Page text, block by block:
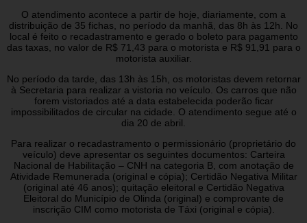
O atendimento acontece a partir de hoje, diariamente, com a
distribuição de 35 fichas, no período da manhã, das 8h às 12h. No
local é feito o recadastramento e gerado o boleto para pagamento
das taxas, no valor de R$ 71,43 para o motorista e R$ 91,91 para o
motorista auxiliar.
No período da tarde, das 13h às 15h, os motoristas devem retornar
à Secretaria para realizar a vistoria no veículo. Os carros que não
forem vistoriados até a data estabelecida poderão ficar
impossibilitados de circular na cidade. O atendimento segue até o
dia 20 de abril.
Para realizar o recadastramento o permissionário (proprietário do
veículo) deve apresentar os seguintes documentos: Carteira
Nacional de Habilitação – CNH na categoria B, com anotação de
Atividade Remunerada (original e cópia); Certidão Negativa Militar
(original até 46 anos); quitação eleitoral e Certidão Negativa
Eleitoral do Município de Olinda (original) e comprovante de
inscrição CIM como motorista de Táxi (original e cópia).